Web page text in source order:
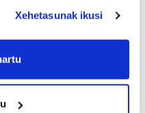
to:
your geographical
scanning it for
Xehetasunak ikusi